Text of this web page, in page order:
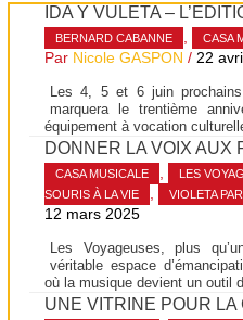
IDA Y VULETA –
BERNARD CABANNE , CASA
Par Nicole GASPON /22
Les 4, 5 et 6 juin
marquera le trentième
équipement à vocation
DONNER LA VOIX AUX
CASA MUSICALE , LES
SOURIS À LA VIE
, VIOLETA
12 mars 2025
Les Voyageuses, plus
véritable espace
où la musique devient un outil
UNE VITRINE POUR LA